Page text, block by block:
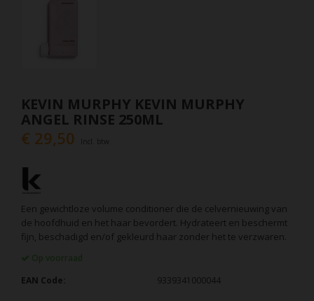
KEVIN MURPHY KEVIN MURPHY
ANGEL RINSE 250ML
€ 29,50 Incl. btw
Een gewichtloze volume conditioner die de celvernieuwing van
de hoofdhuid en het haar bevordert. Hydrateert en beschermt
fijn, beschadigd en/of gekleurd haar zonder het te verzwaren.
Op voorraad
EAN Code:
9339341000044